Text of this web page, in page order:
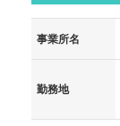
事業所名
勤務地